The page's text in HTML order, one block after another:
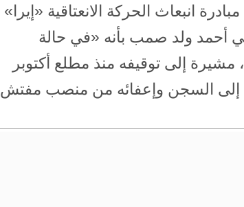
انبعاث الحركة الانعتاقية «إيرا»
أحمد ولد صمب بأنه «في حالة
إلى توقيفه منذ مطلع أكتوبر
إلى السجن وإعفائه من منصب مفتش